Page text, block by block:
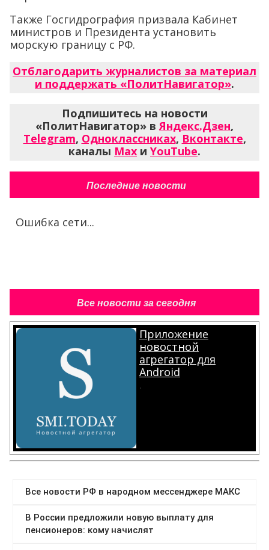
Также Госгидрография призвала Кабинет
министров и Президента установить
морскую границу с РФ.
Отблагодарить журналистов за материал
и поддержать «ПолитНавигатор».
Подпишитесь на новости
«ПолитНавигатор» вЯндекс.Дзен,
Telegram, Одноклассниках, Вконтакте,
каналы Max и YouTube.
Последние новости
Ошибка сети...
Все новости за сегодня
Приложение
новостной
агрегатор для
Android
.